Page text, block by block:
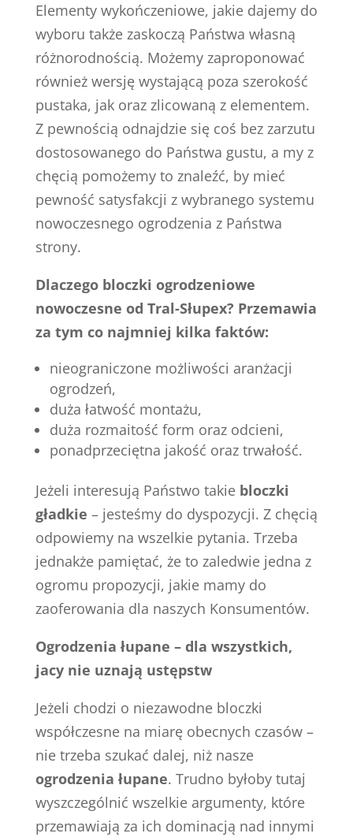
Elementy wykończeniowe, jakie dajemy do
wyboru także zaskoczą Państwa własną
różnorodnością. Możemy zaproponować
również wersję wystającą poza szerokość
pustaka, jak oraz zlicowaną z elementem.
Z pewnością odnajdzie się coś bez zarzutu
dostosowanego do Państwa gustu, a my z
chęcią pomożemy to znaleźć, by mieć
pewność satysfakcji z wybranego systemu
nowoczesnego ogrodzenia z Państwa
strony.
Dlaczego bloczki ogrodzeniowe
nowoczesne od Tral-Słupex? Przemawia
za tym co najmniej kilka faktów:
nieograniczone możliwości aranżacji
ogrodzeń,
duża łatwość montażu,
duża rozmaitość form oraz odcieni,
ponadprzeciętna jakość oraz trwałość.
Jeżeli interesują Państwo takie bloczki
gładkie – jesteśmy do dyspozycji. Z chęcią
odpowiemy na wszelkie pytania. Trzeba
jednakże pamiętać, że to zaledwie jedna z
ogromu propozycji, jakie mamy do
zaoferowania dla naszych Konsumentów.
Ogrodzenia łupane – dla wszystkich,
jacy nie uznają ustępstw
Jeżeli chodzi o niezawodne bloczki
współczesne na miarę obecnych czasów –
nie trzeba szukać dalej, niż nasze
ogrodzenia łupane. Trudno byłoby tutaj
wyszczególnić wszelkie argumenty, które
przemawiają za ich dominacją nad innymi